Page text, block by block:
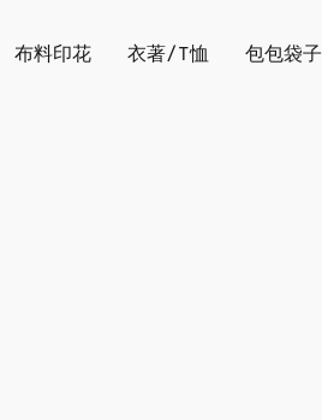
布料印花 衣著/T恤 包包袋子